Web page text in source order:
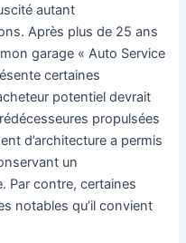
autant
Après plus de 25 ans
garage « Auto Service
certaines
potentiel devrait
propulsées
d’architecture a permis
un
Par contre, certaines
notables qu’il convient